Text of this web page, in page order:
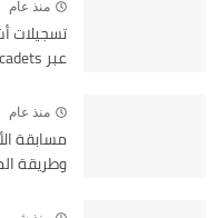
منذ عام
عبر preinscription.mdn.dz/cadets
منذ عام
وطريقة